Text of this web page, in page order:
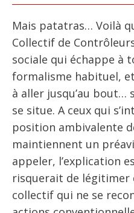
Mais patatras… Voilà
Collectif de
sociale qui échappe à
formalisme habituel,
à aller jusqu’au bout…
se situe. A ceux qui
position ambivalente
maintiennent un
appeler, l’explication
risquerait de légitimer
collectif qui ne se